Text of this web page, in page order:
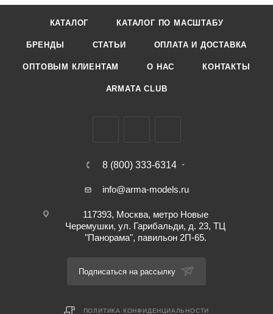
КАТАЛОГ КАТАЛОГ ПО МАСШТАБУ
БРЕНДЫ СТАТЬИ ОПЛАТА И ДОСТАВКА
ОПТОВЫМ КЛИЕНТАМ О НАС КОНТАКТЫ
ARMATA CLUB
8 (800) 333-6314
info@arma-models.ru
117393, Москва, метро Новые
Черемушки, ул. Гарибальди, д. 23, ТЦ
"Панорама", павильон 2П-65.
Подписаться на рассылку
ПОЛИТИКА КОНФИДЕНЦИАЛЬНОСТИ